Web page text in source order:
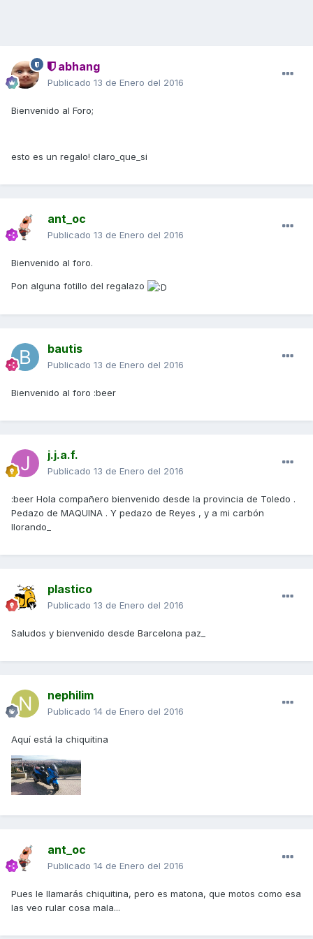
abhang
Publicado 13 de Enero del 2016
Bienvenido al Foro;
esto es un regalo! claro_que_si
ant_oc
Publicado 13 de Enero del 2016
Bienvenido al foro.
Pon alguna fotillo del regalazo
bautis
Publicado 13 de Enero del 2016
Bienvenido al foro :beer
j.j.a.f.
Publicado 13 de Enero del 2016
:beer Hola compañero bienvenido desde la provincia de Toledo .
Pedazo de MAQUINA . Y pedazo de Reyes , y a mi carbón
llorando_
plastico
Publicado 13 de Enero del 2016
Saludos y bienvenido desde Barcelona paz_
nephilim
Publicado 14 de Enero del 2016
Aquí está la chiquitina
ant_oc
Publicado 14 de Enero del 2016
Pues le llamarás chiquitina, pero es matona, que motos como esa
las veo rular cosa mala...